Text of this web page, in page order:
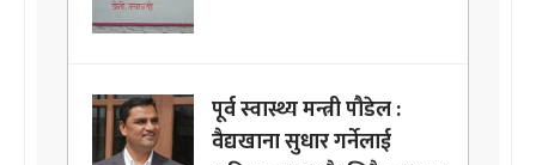
पूर्व स्वास्थ्य मन्त्री पौडेल :
वैद्यखाना सुधार गर्नेलाई